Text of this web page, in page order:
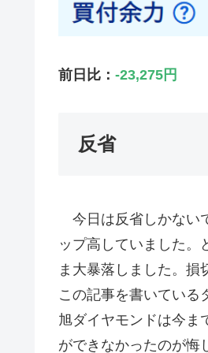
前日比： -23,275円
反省
今日は反省しかない
ップ高していました。
ま大暴落しました。損
この記事を書いている
旭ダイヤモンドは今ま
ができなかったのが悔